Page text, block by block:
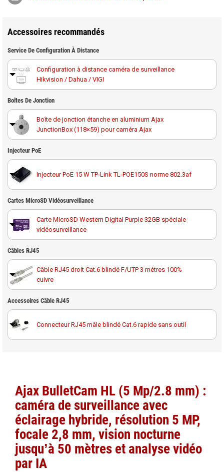
Accessoires recommandés
Service De Configuration À Distance
Configuration à distance caméra de surveillance
Hikvision / Dahua / VIGI
Boîtes De Jonction
Boîte de jonction étanche en aluminium Ajax
JunctionBox (118×59) pour caméra Ajax
Injecteur PoE
Injecteur PoE 15 W TP-Link TL-POE150S norme 802.3af
Cartes MicroSD Vidéosurveillance
Carte MicroSD Western Digital Purple 32GB spéciale
vidéosurveillance
Carte MicroSD Western Digital Purple 64GB spéciale
vidéosurveillance
Carte MicroSD Western Digital Purple 128GB spéciale
vidéosurveillance
Carte MicroSD Western Digital Purple 256GB spéciale
vidéosurveillance
Câbles RJ45
Câble RJ45 droit Cat.6 blindé F/UTP 3 mètres 100%
cuivre
Câble RJ45 droit Cat.6 blindé F/UTP 10 mètres 100%
cuivre
Câble RJ45 droit Cat.6 blindé F/UTP 20 mètres 100%
cuivre
Câble RJ45 droit Cat.6 blindé F/UTP 40 mètres 100%
cuivre
Câble RJ45 droit Cat.6 blindé F/UTP 50 mètres 100%
cuivre
Câble RJ45 Cat.5 UTP 305 mètres Dahua PFM920I-5EUN
Accessoires Câble RJ45
Connecteur RJ45 mâle blindé Cat.6 rapide sans outil
Ajax BulletCam HL (5 Mp/2.8 mm) :
caméra de surveillance avec
éclairage hybride, résolution 5 MP,
focale 2,8 mm, vision nocturne
jusqu’à 50 mètres et analyse vidéo
par IA